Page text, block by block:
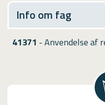
Info om fag
41371 - Anvendelse af